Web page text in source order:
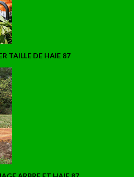
TAILLE DE HAIE 87